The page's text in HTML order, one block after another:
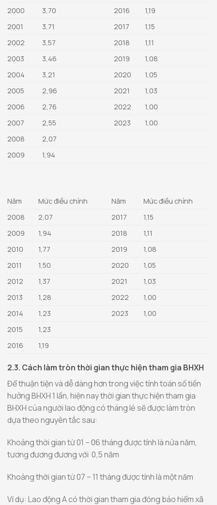
2000
3,70 2016
1,19
2001
3,71 2017
1,15
2002
3,57 2018
1,11
2003
3,46 2019
1,08
2004
3,21 2020
1,05
2005
2,96 2021
1,03
2006
2,76 2022
1,00
2007
2,55 2023
1,00
2008
2,07
2009
1,94
Năm Mức điều chỉnh Năm
Mức điều chỉnh
2008
2,07 2017
1,15
2009
1,94 2018
1,11
2010
1,77 2019
1,08
2011
1,50 2020
1,05
2012
1,37 2021
1,03
2013
1,28 2022
1,00
2014
1,23 2023
1,00
2015
1,23
2016
1,19
2.3. Cách làm tròn thời gian thực hiện tham gia BHXH
Để thuận tiện và dễ dàng hơn trong việc tính toán số tiền
hưởng BHXH 1 lần, hiện nay thời gian thực hiện tham gia
BHXH của người lao động có tháng lẻ sẽ được làm tròn
dựa theo nguyên tắc sau:
Khoảng thời gian từ 01 – 06 tháng được tính là nửa năm,
tương đương đương với 0,5 năm
Khoảng thời gian từ 07 – 11 tháng được tính là một năm
Ví dụ: Lao động A có thời gian tham gia đóng bảo hiểm xã